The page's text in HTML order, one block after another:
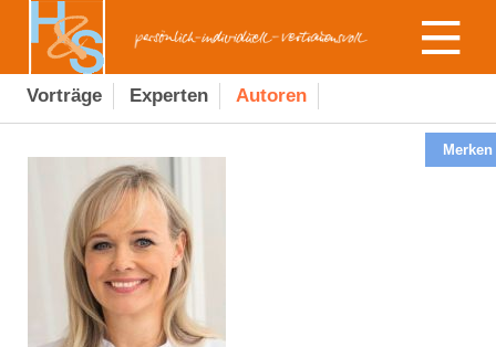
Vorträge Experten Autoren
Merken